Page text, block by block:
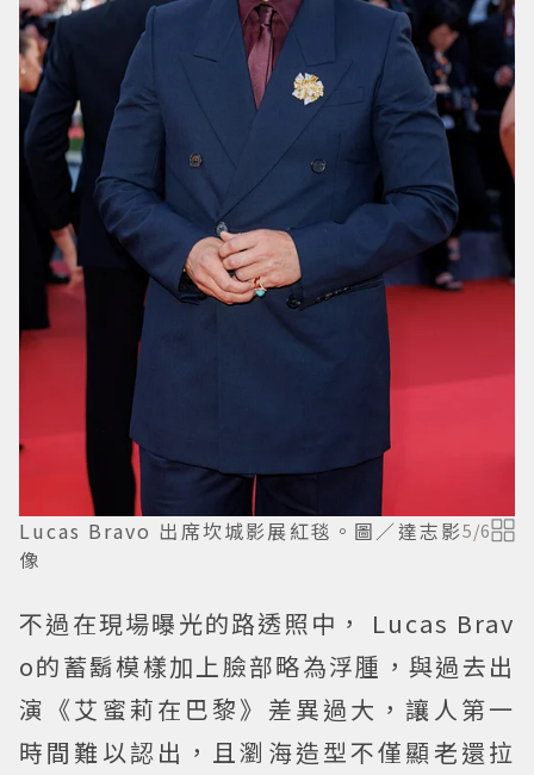
Lucas Bravo 出席坎城影展紅毯。圖／達志影
像
5/6
不過在現場曝光的路透照中， Lucas Brav
o的蓄鬍模樣加上臉部略為浮腫，與過去出
演《艾蜜莉在巴黎》差異過大，讓人第一
時間難以認出，且瀏海造型不僅顯老還拉